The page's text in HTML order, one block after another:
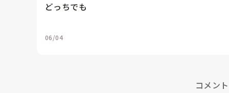
どっちでも
06/04
コメン